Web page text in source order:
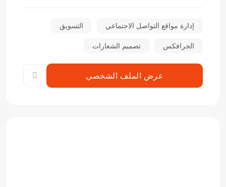
إدارة مواقع التواصل الاجتماعي التسويق
الجرافكس تصميم الشعارات
عرض الملف الشخصي